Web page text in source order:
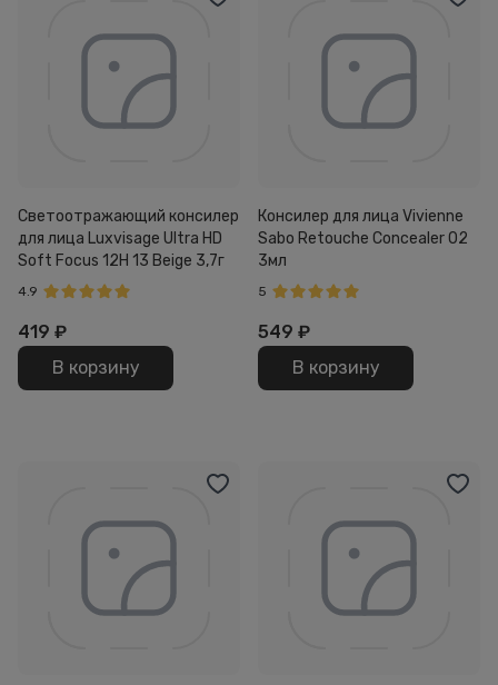
Светоотражающий консилер
для лица Luxvisage Ultra HD
Soft Focus 12H 13 Beige 3,7г
4.9
419 ₽
В корзину
Консилер для лица Vivienne
Sabo Retouche Concealer 02
3мл
5
549 ₽
В корзину